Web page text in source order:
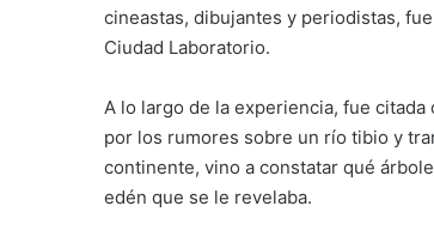
cineastas, dibujantes y periodistas,
Ciudad Laboratorio.
A lo largo de la experiencia, fue
por los rumores sobre un río tibio y
continente, vino a constatar qué
edén que se le revelaba.